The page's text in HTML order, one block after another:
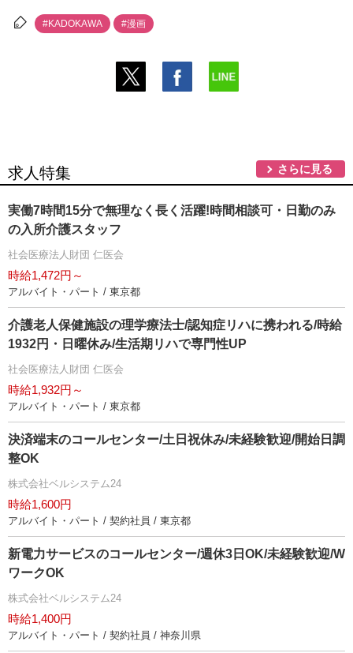
#KADOKAWA #漫画
求人特集 さらに見る
実働7時間15分で無理なく長く活躍!時間相談可・日勤のみ
の入所介護スタッフ
社会医療法人財団 仁医会
時給1,472円～
アルバイト・パート / 東京都
介護老人保健施設の理学療法士/認知症リハに携われる/時給
1932円・日曜休み/生活期リハで専門性UP
社会医療法人財団 仁医会
時給1,932円～
アルバイト・パート / 東京都
決済端末のコールセンター/土日祝休み/未経験歓迎/開始日調
整OK
株式会社ベルシステム24
時給1,600円
アルバイト・パート / 契約社員 / 東京都
新電力サービスのコールセンター/週休3日OK/未経験歓迎/W
ワークOK
株式会社ベルシステム24
時給1,400円
アルバイト・パート / 契約社員 / 神奈川県